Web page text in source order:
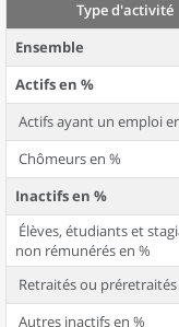
Type d'activité
Ensemble
Actifs en %
Actifs ayant un emploi
Chômeurs en %
Inactifs en %
Élèves, étudiants et
non rémunérés en %
Retraités ou préretraités
Autres inactifs en %